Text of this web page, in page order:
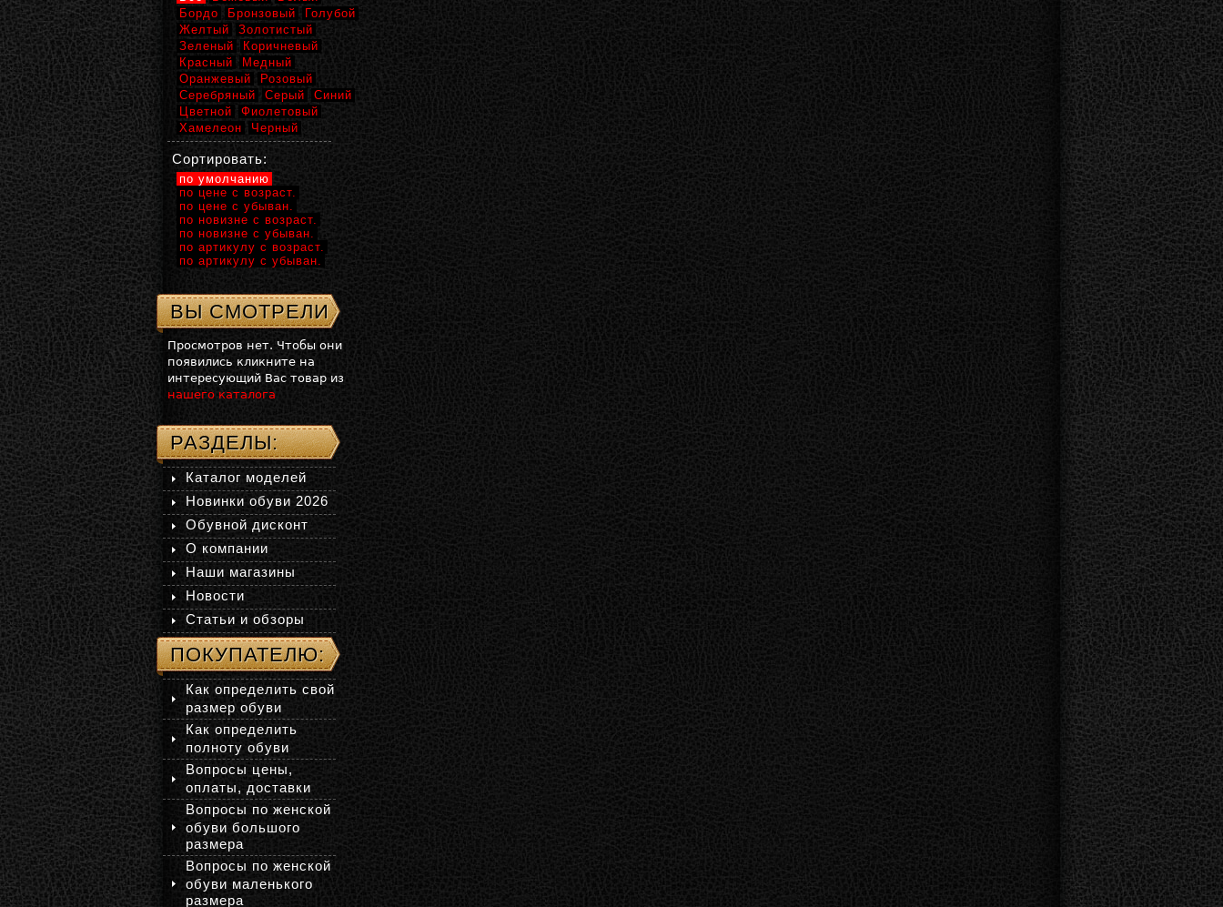
Бордо
Бронзовый
Голубой
Желтый
Золотистый
Зеленый
Коричневый
Красный
Медный
Оранжевый
Розовый
Серебряный
Серый
Синий
Цветной
Фиолетовый
Хамелеон
Черный
Сортировать:
по умолчанию
по цене с возраст.
по цене с убыван.
по новизне с возраст.
по новизне с убыван.
по артикулу с возраст.
по артикулу с убыван.
ВЫ СМОТРЕЛИ
Просмотров нет. Чтобы они
появились кликните на
интересующий Вас товар из
нашего каталога
РАЗДЕЛЫ:
Каталог моделей
Новинки обуви 2026
Обувной дисконт
О компании
Наши магазины
Новости
Статьи и обзоры
ПОКУПАТЕЛЮ:
Как определить свой
размер обуви
Как определить
полноту обуви
Вопросы цены,
оплаты, доставки
Вопросы по женской
обуви большого
размера
Вопросы по женской
обуви маленького
размера